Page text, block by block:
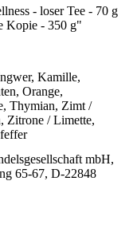
- loser Tee - 70 g
Kopie - 350 g"
Kamille,
Orange,
Thymian, Zimt /
Zitrone / Limette,
mbH,
65-67, D-22848